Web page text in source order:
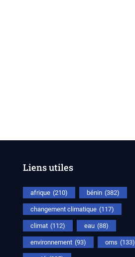
Liens utiles
afrique (210) bénin (382)
changement climatique (117)
climat (112) eau (88)
environnement (93) oms (133)